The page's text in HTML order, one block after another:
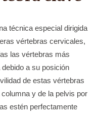
técnica especial dirigida
vértebras cervicales,
las vértebras más
a su posición
de estas vértebras
y de la pelvis por
estén perfectamente